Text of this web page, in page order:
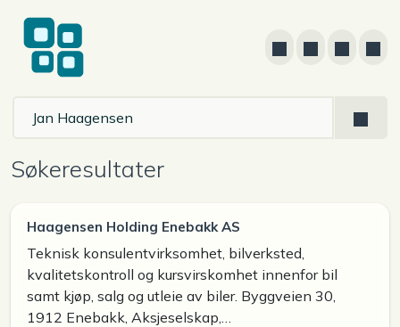
Søkeresultater
Haagensen Holding Enebakk AS
Teknisk konsulentvirksomhet, bilverksted,
kvalitetskontroll og kursvirskomhet innenfor bil
samt kjøp, salg og utleie av biler. Byggveien 30,
1912 Enebakk, Aksjeselskap,…